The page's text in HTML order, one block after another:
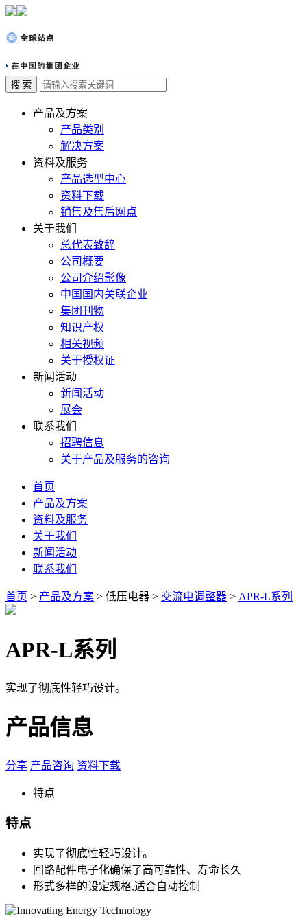
产品及方案
产品类别
解决方案
资料及服务
产品选型中心
资料下载
销售及售后网点
关于我们
总代表致辞
公司概要
公司介绍影像
中国国内关联企业
集团刊物
知识产权
相关视频
关于授权证
新闻活动
新闻活动
展会
联系我们
招聘信息
关于产品及服务的咨询
首页
产品及方案
资料及服务
关于我们
新闻活动
联系我们
首页 > 产品及方案 > 低压电器 > 交流电调整器 > APR-L系列
APR-L系列
实现了彻底性轻巧设计。
产品信息
分享 产品咨询 资料下载
特点
特点
实现了彻底性轻巧设计。
回路配件电子化确保了高可靠性、寿命长久
形式多样的设定规格,适合自动控制